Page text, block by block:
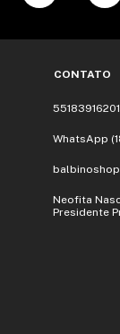
CONTATO
WhatsApp
Neofita
Presidente